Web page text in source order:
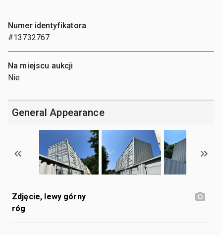
Numer identyfikatora
#13732767
Na miejscu aukcji
Nie
General Appearance
Zdjęcie, lewy górny
róg